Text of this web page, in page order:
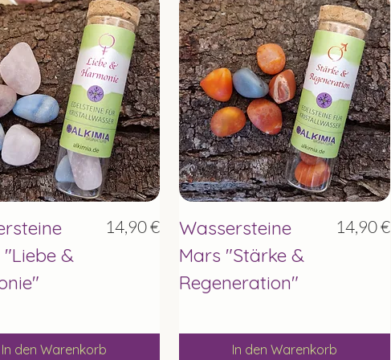
Schnellansicht
"Liebe &
Preis
14,90 €
In den Warenkorb
Schnellansicht
Wassersteine
Mars "Stärke &
Regeneration"
Preis
14,90 €
In den Warenkorb